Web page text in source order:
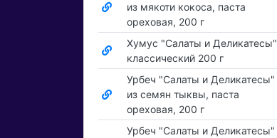
из мякоти кокоса, паста
ореховая, 200 г
Хумус "Салаты и Деликатесы"
классический 200 г
Урбеч "Салаты и Деликатесы"
из семян тыквы, паста
ореховая, 200 г
Урбеч "Салаты и Деликатесы"